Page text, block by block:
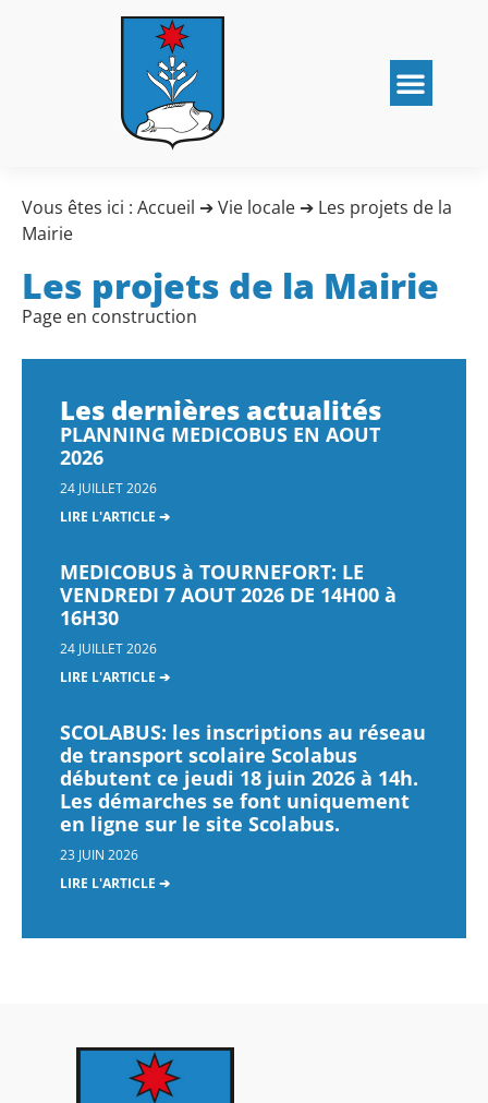
Vous êtes ici : Accueil ➔Vie locale ➔ Les projets de la
Mairie
Les projets de la Mairie
Page en construction
Les dernières actualités
PLANNING MEDICOBUS EN AOUT
2026
24 JUILLET 2026
LIRE L'ARTICLE ➔
MEDICOBUS à TOURNEFORT: LE
VENDREDI 7 AOUT 2026 DE 14H00 à
16H30
24 JUILLET 2026
LIRE L'ARTICLE ➔
SCOLABUS: les inscriptions au réseau
de transport scolaire Scolabus
débutent ce jeudi 18 juin 2026 à 14h.
Les démarches se font uniquement
en ligne sur le site Scolabus.
23 JUIN 2026
LIRE L'ARTICLE ➔